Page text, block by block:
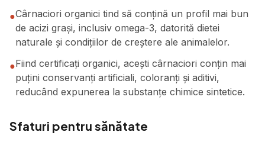
●Cârnaciori organici tind să conțină un profil mai bun
de acizi grași, inclusiv omega-3, datorită dietei
naturale și condițiilor de creștere ale animalelor.
●Fiind certificați organici, acești cârnaciori conțin mai
puțini conservanți artificiali, coloranți și aditivi,
reducând expunerea la substanțe chimice sintetice.
Sfaturi pentru sănătate